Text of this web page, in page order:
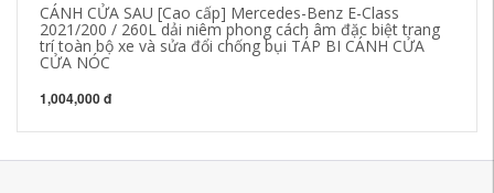
CÁNH CỬA SAU [Cao cấp] Mercedes-Benz E-Class
2021/200 / 260L dải niêm phong cách âm đặc biệt trang
trí toàn bộ xe và sửa đổi chống bụi TÁP BI CÁNH CỬA
CỬA NÓC
1,004,000 đ